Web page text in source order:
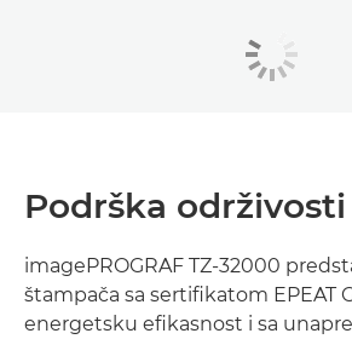
Podrška održivosti
imagePROGRAF TZ-32000
štampača sa sertifikatom EPEAT
energetsku efikasnost i sa